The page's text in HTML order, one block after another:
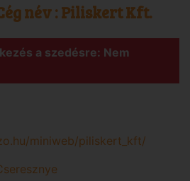
név : Piliskert Kft.
a szedésre: Nem
miniweb/piliskert_kft/